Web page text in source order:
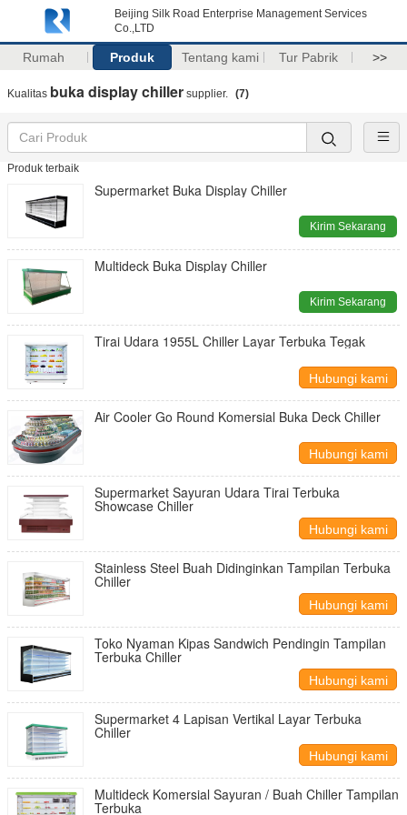
Beijing Silk Road Enterprise Management Services
Co.,LTD
Rumah Produk Tentang kami Tur Pabrik >>
Kualitas buka display chiller supplier. (7)
Produk terbaik
Supermarket Buka Display Chiller
Kirim Sekarang
Multideck Buka Display Chiller
Kirim Sekarang
Tirai Udara 1955L Chiller Layar Terbuka Tegak
Hubungi kami
Air Cooler Go Round Komersial Buka Deck Chiller
Hubungi kami
Supermarket Sayuran Udara Tirai Terbuka
Showcase Chiller
Hubungi kami
Stainless Steel Buah Didinginkan Tampilan Terbuka
Chiller
Hubungi kami
Toko Nyaman Kipas Sandwich Pendingin Tampilan
Terbuka Chiller
Hubungi kami
Supermarket 4 Lapisan Vertikal Layar Terbuka
Chiller
Hubungi kami
Multideck Komersial Sayuran / Buah Chiller Tampilan
Terbuka